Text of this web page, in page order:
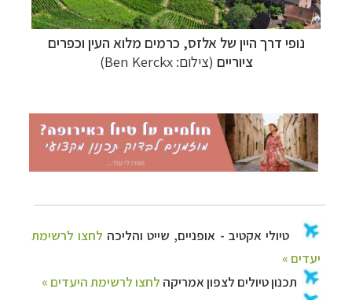
נופי דרך היין של אלזס, כרמים מלוא העין וכפרים
ציוריים (צילום: Ben Kerckx)